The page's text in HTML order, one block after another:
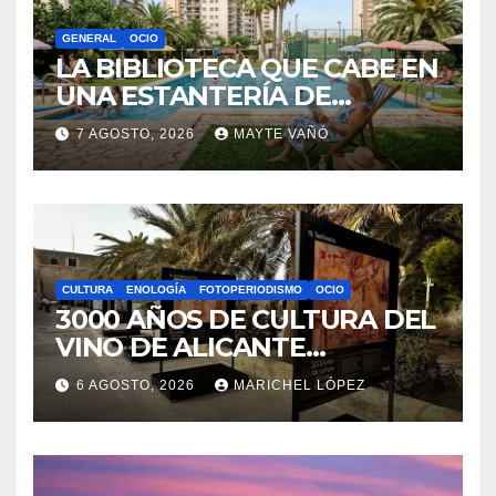
GENERAL OCIO
LA BIBLIOTECA QUE CABE EN
UNA ESTANTERÍA DE
WALLAPOP
7 AGOSTO, 2026 MAYTE VAÑÓ
CULTURA ENOLOGÍA FOTOPERIODISMO OCIO
3000 AÑOS DE CULTURA DEL
VINO DE ALICANTE
RENACEN EN EL CASTILLO
DE SANTA BÁRBARA
6 AGOSTO, 2026 MARICHEL LÓPEZ